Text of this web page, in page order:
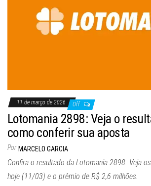
11 de março de 2026 Off
Lotomania 2898: Veja o
como conferir sua aposta
Por MARCELO GARCIA
Confira o resultado da Lotomania 2898. Veja
hoje (11/03) e o prêmio de R$ 2,6 milhões.